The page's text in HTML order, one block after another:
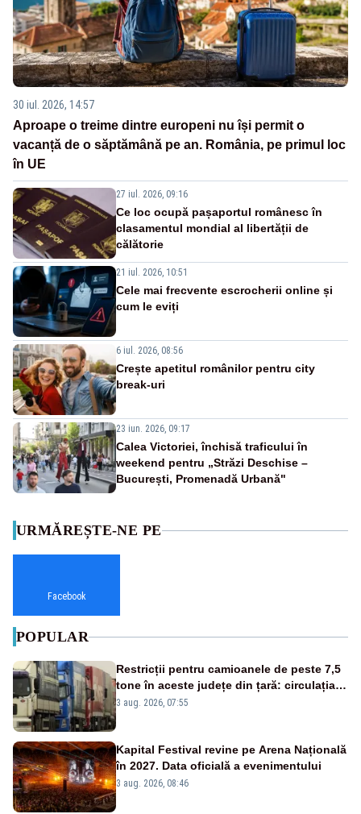
30 iul. 2026, 14:57
Aproape o treime dintre europeni nu își permit o
vacanță de o săptămână pe an. România, pe primul loc
în UE
27 iul. 2026, 09:16
Ce loc ocupă pașaportul românesc în
clasamentul mondial al libertății de
călătorie
21 iul. 2026, 10:51
Cele mai frecvente escrocherii online și
cum le eviți
6 iul. 2026, 08:56
Crește apetitul românilor pentru city
break-uri
23 iun. 2026, 09:17
Calea Victoriei, închisă traficului în
weekend pentru „Străzi Deschise –
București, Promenadă Urbană"
URMĂREȘTE-NE PE
Facebook
POPULAR
Restricții pentru camioanele de peste 7,5
tone în aceste județe din țară: circulația
este interzisă luni, între orele 12:00 și
3 aug. 2026, 07:55
Kapital Festival revine pe Arena Națională
în 2027. Data oficială a evenimentului
3 aug. 2026, 08:46